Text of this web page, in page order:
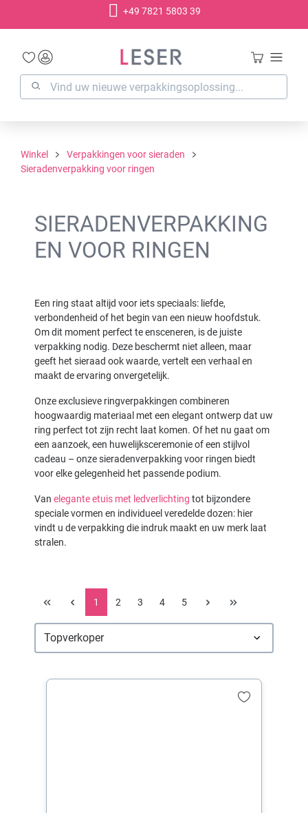
+49 7821 5803 39
Winkel
Verpakkingen voor sieraden
Sieradenverpakking voor ringen
SIERADENVERPAKKING
EN VOOR RINGEN
Een ring staat altijd voor iets speciaals: liefde,
verbondenheid of het begin van een nieuw hoofdstuk.
Om dit moment perfect te ensceneren, is de juiste
verpakking nodig. Deze beschermt niet alleen, maar
geeft het sieraad ook waarde, vertelt een verhaal en
maakt de ervaring onvergetelijk.
Onze exclusieve ringverpakkingen combineren
hoogwaardig materiaal met een elegant ontwerp dat uw
ring perfect tot zijn recht laat komen. Of het nu gaat om
een aanzoek, een huwelijksceremonie of een stijlvol
cadeau – onze sieradenverpakking voor ringen biedt
voor elke gelegenheid het passende podium.
Van elegante etuis met ledverlichting tot bijzondere
speciale vormen en individueel veredelde dozen: hier
vindt u de verpakking die indruk maakt en uw merk laat
stralen.
1 2 3 4 5